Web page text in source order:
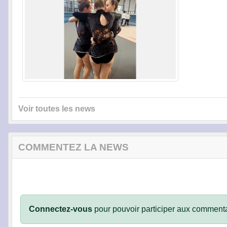
Voir toutes les news
COMMENTEZ LA NEWS
Connectez-vous pour pouvoir participer aux